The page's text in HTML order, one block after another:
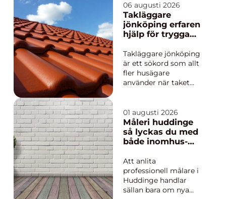
06 augusti 2026
Takläggare
jönköping erfaren
hjälp för trygga
Takläggare jönköping
är ett sökord som allt
fler husägare
använder när taket
Många vill förstå
skillnaden mellan en
enkel reparation och
ett fullständigt
som de vill hitta en
pålitlig partner ...
01 augusti 2026
Måleri huddinge
så lyckas du med
både inomhus-
utomhusmålning
Att anlita
professionell målare i
Huddinge handlar
sällan bara om nya